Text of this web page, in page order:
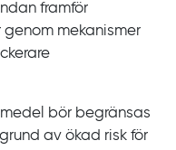
framför
mekanismer
bör begränsas
av ökad risk för